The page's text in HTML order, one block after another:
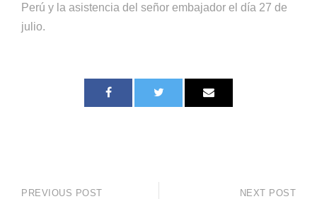
Perú y la asistencia del señor embajador el día 27 de
julio.
PREVIOUS POST NEXT POST